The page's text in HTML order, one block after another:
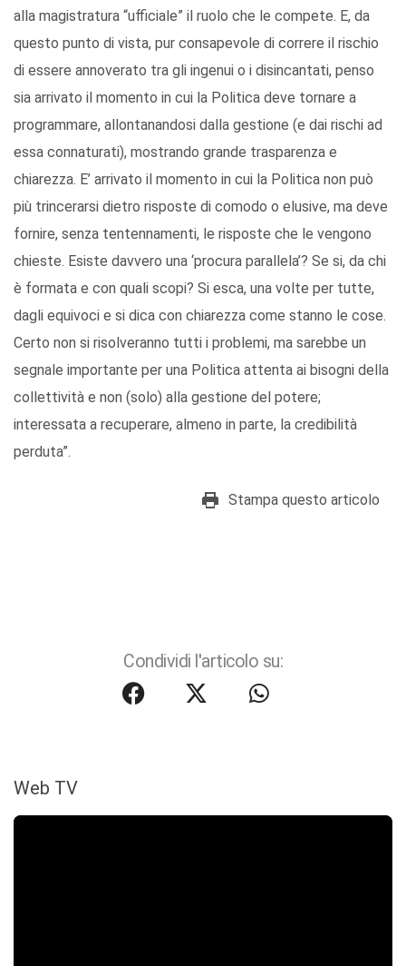
alla magistratura “ufficiale” il ruolo che le compete. E, da
questo punto di vista, pur consapevole di correre il rischio
di essere annoverato tra gli ingenui o i disincantati, penso
sia arrivato il momento in cui la Politica deve tornare a
programmare, allontanandosi dalla gestione (e dai rischi ad
essa connaturati), mostrando grande trasparenza e
chiarezza. E’ arrivato il momento in cui la Politica non può
più trincerarsi dietro risposte di comodo o elusive, ma deve
fornire, senza tentennamenti, le risposte che le vengono
chieste. Esiste davvero una ‘procura parallela’? Se si, da chi
è formata e con quali scopi? Si esca, una volte per tutte,
dagli equivoci e si dica con chiarezza come stanno le cose.
Certo non si risolveranno tutti i problemi, ma sarebbe un
segnale importante per una Politica attenta ai bisogni della
collettività e non (solo) alla gestione del potere;
interessata a recuperare, almeno in parte, la credibilità
perduta”.
Stampa questo articolo
Condividi l'articolo su:
Web TV